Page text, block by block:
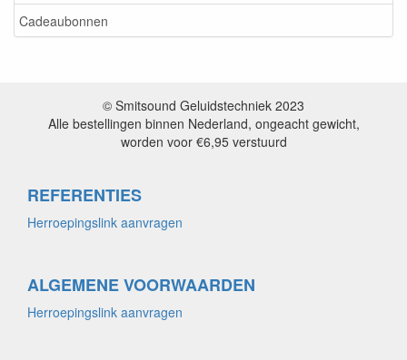
Cadeaubonnen
© Smitsound Geluidstechniek 2023
Alle bestellingen binnen Nederland, ongeacht gewicht,
worden voor €6,95 verstuurd
REFERENTIES
Herroepingslink aanvragen
ALGEMENE VOORWAARDEN
Herroepingslink aanvragen